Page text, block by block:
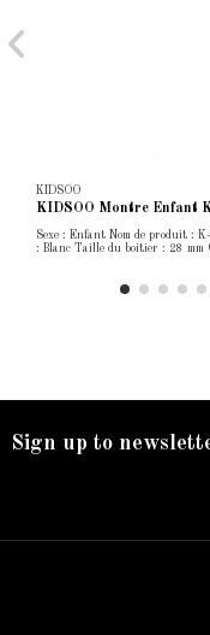
KIDSOO
KIDSOO Montre Enfant
Sexe : Enfant Nom de produit :
: Blanc Taille du boîtier : 28 mm
Sign up to